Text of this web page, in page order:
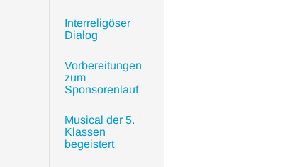
Interreligöser
Dialog
Vorbereitungen
zum
Sponsorenlauf
Musical der 5.
Klassen
begeistert